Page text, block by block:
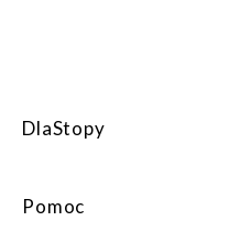
DlaStopy
Pomoc